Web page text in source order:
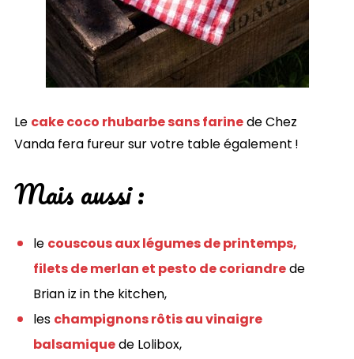
Le cake coco rhubarbe sans farinede Chez
Vanda fera fureur sur votre table également !
Mais aussi :
le couscous aux légumes de printemps,
filets de merlan et pesto de coriandrede
Brian iz in the kitchen,
les champignons rôtis au vinaigre
balsamiquede Lolibox,